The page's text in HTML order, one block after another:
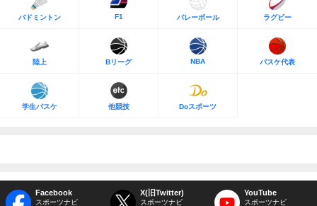
バドミントン F1 バレーボール ラグビー
陸上 Bリーグ NBA バスケ代表
学生バスケ 他競技 Doスポーツ
Facebook
スポーツナビ
X(旧Twitter)
スポーツナビ
YouTube
スポーツナビ